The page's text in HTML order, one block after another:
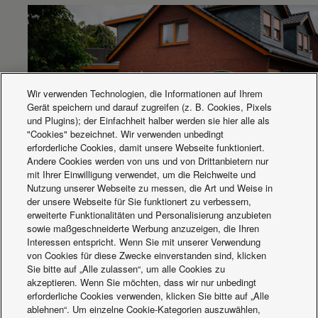
Abmessung (T)
602
Nettogewicht
kg
119
Water pipe connector
Inch
R 11⁄4
Hocheffizienzpumpe (Drehzahlstufen)
Variable Geschwindigkeit
Hocheffizienzpumpe
W
145
Warmwasservolumenstrom
(∆T=5 K. 35°C)
L/min
34,4
Speichervolumen
L
260
Brauchwarmwassertemperatur
°C
65
Material der Speicherinnenseite
Edelstahl
Lastprofil gem. EN16147
XL
DHW tank ERP average
climate efficiency rating (2)
A+ to F
A+
DHW tank ERP warm climate
efficiency rating (2)
A+ to F
A+
DHW tank ERP cold climate
efficiency rating (2)
A+ to F
Warmwasserbereitungs-
Energieeffizienz
ηwh %
123
Effizient heizen mit Aquarea und tado°
Aktuelles
Wir verwenden Technologien, die Informationen auf Ihrem
Gerät speichern und darauf zugreifen (z. B. Cookies, Pixels
und Plugins); der Einfachheit halber werden sie hier alle als
"Cookies" bezeichnet. Wir verwenden unbedingt
erforderliche Cookies, damit unsere Webseite funktioniert.
Andere Cookies werden von uns und von Drittanbietern nur
mit Ihrer Einwilligung verwendet, um die Reichweite und
Nutzung unserer Webseite zu messen, die Art und Weise in
der unsere Webseite für Sie funktionert zu verbessern,
erweiterte Funktionalitäten und Personalisierung anzubieten
sowie maßgeschneiderte Werbung anzuzeigen, die Ihren
Interessen entspricht. Wenn Sie mit unserer Verwendung
von Cookies für diese Zwecke einverstanden sind, klicken
Sie bitte auf „Alle zulassen“, um alle Cookies zu
akzeptieren. Wenn Sie möchten, dass wir nur unbedingt
erforderliche Cookies verwenden, klicken Sie bitte auf „Alle
ablehnen“. Um einzelne Cookie-Kategorien auszuwählen,